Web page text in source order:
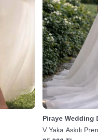
Piraye Wedding
V Yaka Askılı